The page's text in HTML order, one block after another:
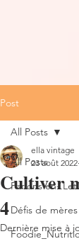
Post
All Posts
Parlons en-
Défis de
All Posts
Cultiver
4
ella vintage
23 août 2022
Dernière mise à